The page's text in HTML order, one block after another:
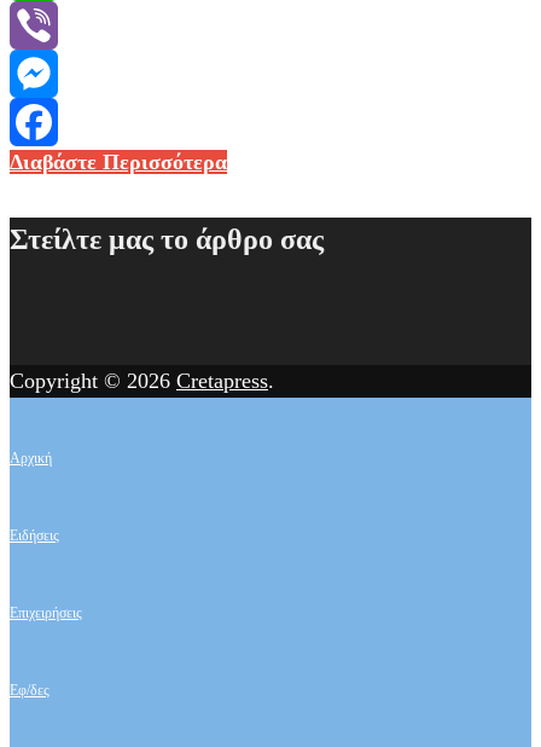
WhatsApp
Viber
Messenger
Facebook
Υποψήφιος
Δημοτική
Νίκος
Διαβάστε Περισσότερα
Στείλτε μας το άρθρο σας
Copyright © 2026 Cretapress.
Αρχική
Ειδήσεις
Επιχειρήσεις
Εφ/δες